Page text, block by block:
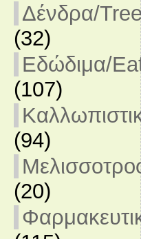
Δένδρα/
(32)
Εδώδιμα/
(107)
(94)
(20)